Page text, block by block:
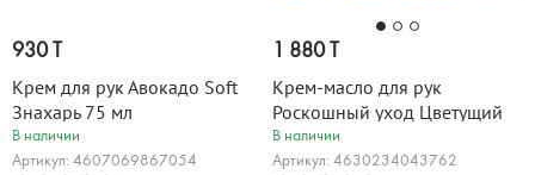
930 T
Крем для рук Авокадо Soft
Знахарь 75 мл
В наличии
Артикул: 4607069867054
1 880 T
Крем-масло для рук
Роскошный уход Цветущий
миндаль Only Bio Art &
Naturall 75 мл
В наличии
Артикул: 4630234043762